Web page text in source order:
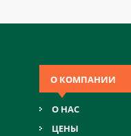
О КОМПАНИИ
О НАС
ЦЕНЫ